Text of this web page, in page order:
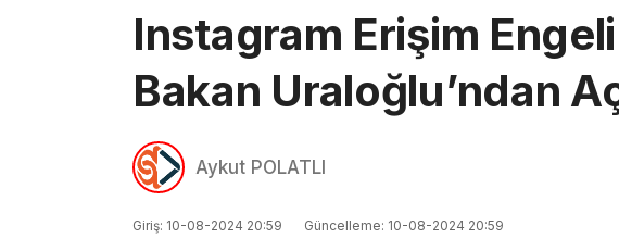
Instagram Erişim Engeli
Bakan Uraloğlu’ndan
Aykut POLATLI
Giriş: 10-08-2024 20:59 Güncelleme: 10-08-2024 20:59